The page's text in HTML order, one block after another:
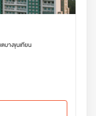
ตบางขุนเทียน